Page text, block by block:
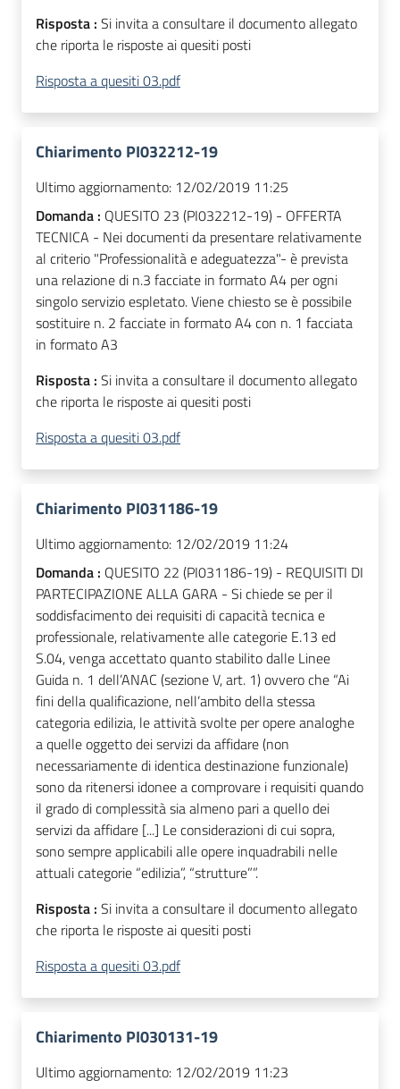
Risposta : Si invita a consultare il documento allegato
che riporta le risposte ai quesiti posti
Risposta a quesiti 03.pdf
Chiarimento PI032212-19
Ultimo aggiornamento: 12/02/2019 11:25
Domanda : QUESITO 23 (PI032212-19) - OFFERTA
TECNICA - Nei documenti da presentare relativamente
al criterio "Professionalità e adeguatezza"- è prevista
una relazione di n.3 facciate in formato A4 per ogni
singolo servizio espletato. Viene chiesto se è possibile
sostituire n. 2 facciate in formato A4 con n. 1 facciata
in formato A3
Risposta : Si invita a consultare il documento allegato
che riporta le risposte ai quesiti posti
Risposta a quesiti 03.pdf
Chiarimento PI031186-19
Ultimo aggiornamento: 12/02/2019 11:24
Domanda : QUESITO 22 (PI031186-19) - REQUISITI DI
PARTECIPAZIONE ALLA GARA - Si chiede se per il
soddisfacimento dei requisiti di capacità tecnica e
professionale, relativamente alle categorie E.13 ed
S.04, venga accettato quanto stabilito dalle Linee
Guida n. 1 dell’ANAC (sezione V, art. 1) ovvero che “Ai
fini della qualificazione, nell’ambito della stessa
categoria edilizia, le attività svolte per opere analoghe
a quelle oggetto dei servizi da affidare (non
necessariamente di identica destinazione funzionale)
sono da ritenersi idonee a comprovare i requisiti quando
il grado di complessità sia almeno pari a quello dei
servizi da affidare [...] Le considerazioni di cui sopra,
sono sempre applicabili alle opere inquadrabili nelle
attuali categorie “edilizia”, “strutture””.
Risposta : Si invita a consultare il documento allegato
che riporta le risposte ai quesiti posti
Risposta a quesiti 03.pdf
Chiarimento PI030131-19
Ultimo aggiornamento: 12/02/2019 11:23